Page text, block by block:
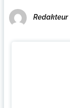
Redakteur